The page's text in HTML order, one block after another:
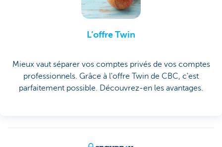
L’offre Twin
Mieux vaut séparer vos comptes privés de vos comptes
professionnels. Grâce à l'offre Twin de CBC, c'est
parfaitement possible. Découvrez-en les avantages.